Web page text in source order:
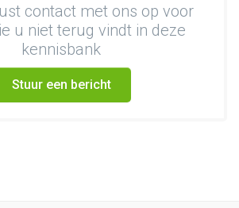
contact met ons op voor
u niet terug vindt in deze
kennisbank
Stuur een bericht